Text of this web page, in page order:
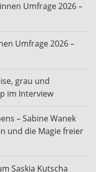
Umfrage 2026 –
Umfrage 2026 –
grau und
im Interview
– Sabine Wanek
und die Magie freier
Saskia Kutscha